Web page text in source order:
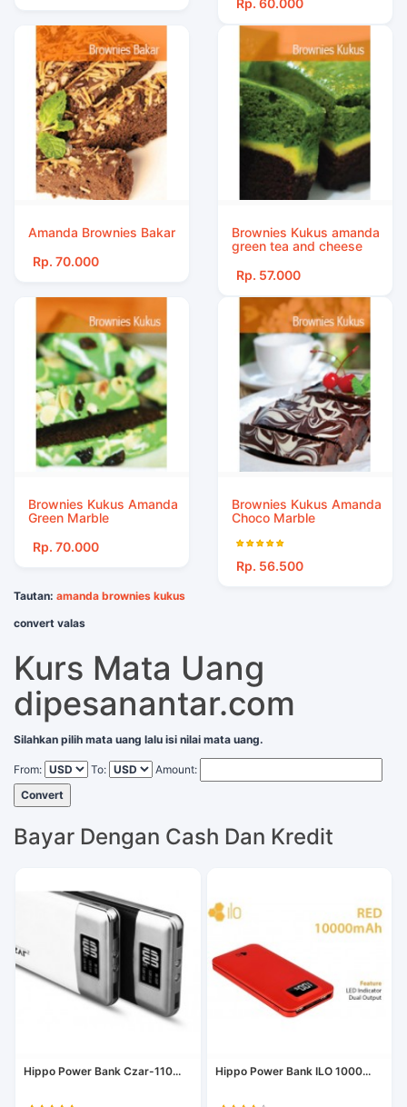
Rp. 60.000
Amanda Brownies Bakar
Rp. 70.000
Brownies Kukus amanda
green tea and cheese
Rp. 57.000
Brownies Kukus Amanda
Green Marble
Rp. 70.000
Brownies Kukus Amanda
Choco Marble
Rp. 56.500
Tautan: amanda brownies kukus
convert valas
Kurs Mata Uang
dipesanantar.com
Silahkan pilih mata uang lalu isi nilai mata uang.
From: To:
Amount:
Convert
Bayar Dengan Cash Dan Kredit
Hippo Power Bank Czar-110... Hippo Power Bank ILO 1000...